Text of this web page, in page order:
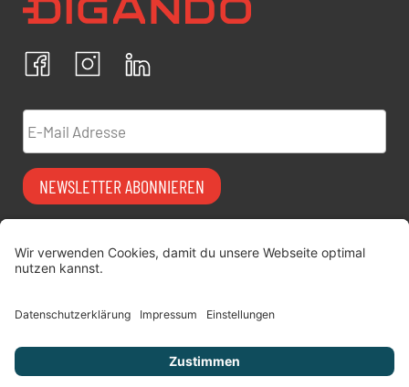
FacebookInstagram
Ich bestätige, dass ich die
Datenschutzrichtlinien
personenbezogenen Daten einverstanden.
E-Mail Adresse
NEWSLETTER ABONNIEREN
Vermiet-Partner
digitimes | blog
Über uns
Jobs
FAQ
Datenschutz
AGB